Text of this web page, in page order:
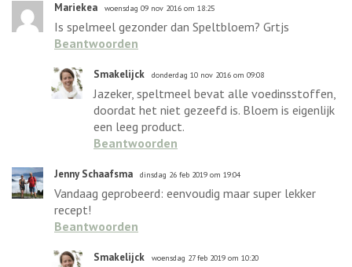
Mariekea woensdag 09 nov 2016 om 18:25
Is spelmeel gezonder dan Speltbloem? Grtjs
Beantwoorden
Smakelijck donderdag 10 nov 2016 om 09:08
Jazeker, speltmeel bevat alle voedinsstoffen,
doordat het niet gezeefd is. Bloem is eigenlijk
een leeg product.
Beantwoorden
Jenny Schaafsma dinsdag 26 feb 2019 om 19:04
Vandaag geprobeerd: eenvoudig maar super lekker
recept!
Beantwoorden
Smakelijck woensdag 27 feb 2019 om 10:20